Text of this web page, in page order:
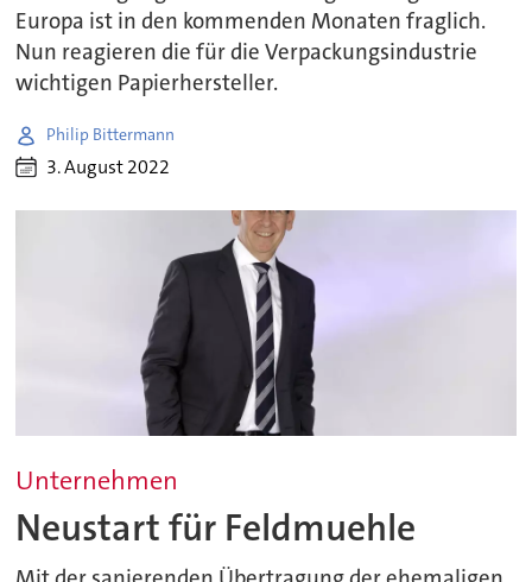
Europa ist in den kommenden Monaten fraglich.
Nun reagieren die für die Verpackungsindustrie
wichtigen Papierhersteller.
Philip Bittermann
3. August 2022
Unternehmen
Neustart für Feldmuehle